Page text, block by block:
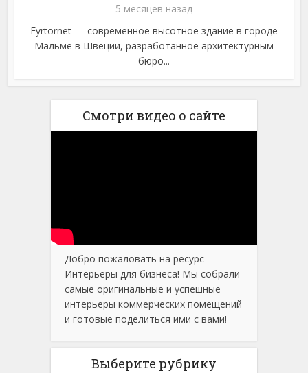
5 месяцев назад
Fyrtornet — современное высотное здание в городе
Мальмё в Швеции, разработанное архитектурным
бюро...
Смотри видео о сайте
Добро пожаловать на ресурс
Интерьеры для бизнеса! Мы собрали
самые оригинальные и успешные
интерьеры коммерческих помещений
и готовые поделиться ими с вами!
Выберите рубрику